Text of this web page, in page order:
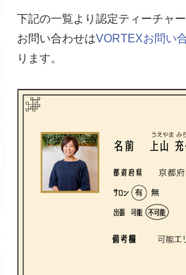
下記の一覧より認定ティーチャ
お問い合わせはVORTEXお問い
ります。